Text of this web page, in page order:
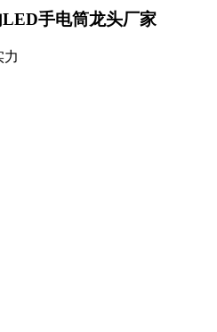
手电筒龙头厂家
力